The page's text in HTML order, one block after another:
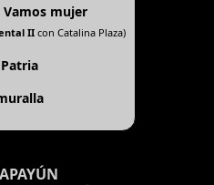
Vamos mujer
IIcon Catalina Plaza)